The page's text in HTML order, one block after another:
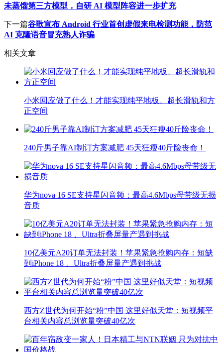
未蒸馏第三方模型，自研 AI 模型阵容进一步扩充
下一篇谷歌宣布 Android 行业首创虚假来电检测功能，防范
AI 克隆语音冒充熟人诈骗
相关文章
小米回应做了什么！才能实现纯平地板、超长滑轨和方
正空间
240斤男子靠AI制订方案减肥 45天狂瘦40斤险丧命！
华为nova 16 SE支持星闪音频：最高4.6Mbps母带级无损
音质
10亿美元A20订单无法封装！苹果紧急抢购内存：短缺
到iPhone 18 、Ultra折叠屏量产遇到挑战
西方Z世代为何开始“粉”中国 这里好似天堂：短视频平
台相关内容总浏览量突破40亿次